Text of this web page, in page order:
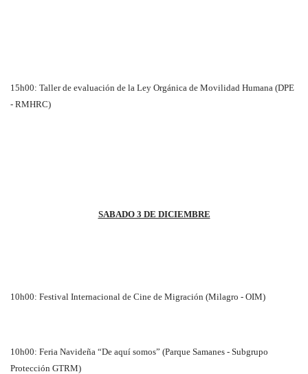
15h00: Taller de evaluación de la Ley Orgánica de Movilidad Humana (DPE
- RMHRC)
SABADO 3 DE DICIEMBRE
10h00: Festival Internacional de Cine de Migración (Milagro - OIM)
10h00: Feria Navideña “De aquí somos” (Parque Samanes - Subgrupo
Protección GTRM)